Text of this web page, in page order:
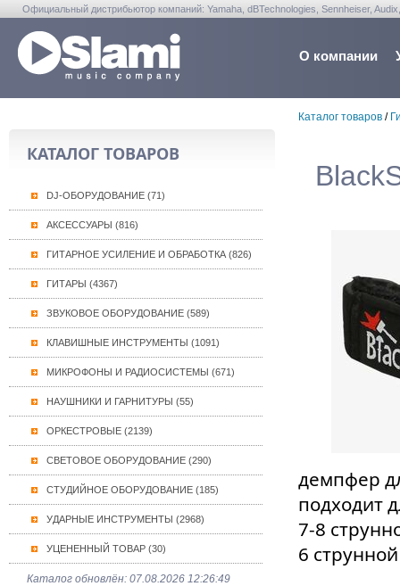
Официальный дистрибьютор компаний: Yamaha, dBTechnologies, Sennheiser,
О компании
КАТАЛОГ ТОВАРОВ
DJ-ОБОРУДОВАНИЕ (71)
АКСЕССУАРЫ (816)
ГИТАРНОЕ УСИЛЕНИЕ И ОБРАБОТКА (826)
ГИТАРЫ (4367)
ЗВУКОВОЕ ОБОРУДОВАНИЕ (589)
КЛАВИШНЫЕ ИНСТРУМЕНТЫ (1091)
МИКРОФОНЫ И РАДИОСИСТЕМЫ (671)
НАУШНИКИ И ГАРНИТУРЫ (55)
ОРКЕСТРОВЫЕ (2139)
СВЕТОВОЕ ОБОРУДОВАНИЕ (290)
СТУДИЙНОЕ ОБОРУДОВАНИЕ (185)
УДАРНЫЕ ИНСТРУМЕНТЫ (2968)
УЦЕНЕННЫЙ ТОВАР (30)
Каталог обновлён: 07.08.2026 12:26:49
Каталог товаров/
демпфер
подходит
7-8
6